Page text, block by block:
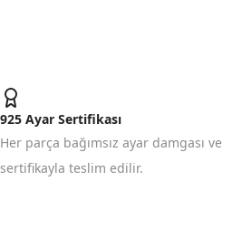
925 Ayar Sertifikası
Her parça bağımsız ayar damgası ve
sertifikayla teslim edilir.